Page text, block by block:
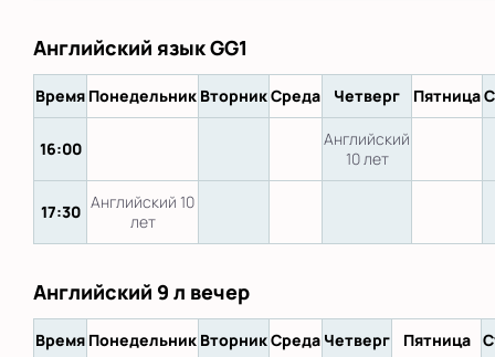
Английский язык GG1
Время Понедельник ВторникСреда Четверг Пятница
16:00
Английский
10 лет
17:30 Английский 10
лет
Английский 9 л вечер
Время Понедельник ВторникСреда Четверг Пятница